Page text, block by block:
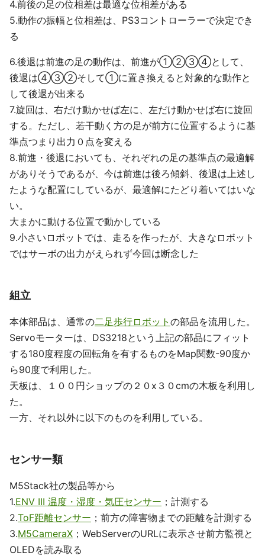
4.前後の足の位相差は最適な位相差がある
5.動作の振幅と位相差は、PS3コントローラーで決定でき
る
6.後退は前進の足の動作は、前進が①②③④として、
後退は④③②そして①に置き換えると対象的な動作と
して後退が出来る
7.旋回は、右だけ動かせば左に、左だけ動かせば右に旋回
する。ただし、若干動く方の足が前方に位置するように基
準点つまり出力０点を変える
8.前進・後退においても、それぞれの足の基準点の最適解
がありそうであるが、今は前進は後ろ傾斜、後退は上述し
たような配置にしているが、最適解にたどり着いてはいな
い。
大まかに動ける位置で動かしている
9.小さいロボットでは、走るを作ったが、大きなロボット
ではサーボの出力がえられず今回は断念した
組立
本体部品は、通常の二足歩行ロボット の部品を流用した。
Servoモーターは、DS3218という上記の部品にフィット
する180度程度の回転角を有するものをMap関数-90度か
ら90度で利用した。
天板は、１００円ショップの２０x３０cmの木板を利用し
た。
一方、それ以外に以下のものを利用している。
センサー類
M5Stack社の製品等から
1.ENV III 温度・湿度・気圧センサー ；計測する
2.ToF距離センサー ；前方の障害物までの距離を計測する
3.M5CameraX ；WebServerのURLに表示させ前方監視と
OLEDを読み取る